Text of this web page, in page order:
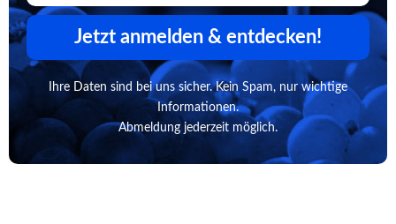
Jetzt anmelden & entdecken!
Ihre Daten sind bei uns sicher. Kein Spam, nur wichtige
Informationen.
Abmeldung jederzeit möglich.